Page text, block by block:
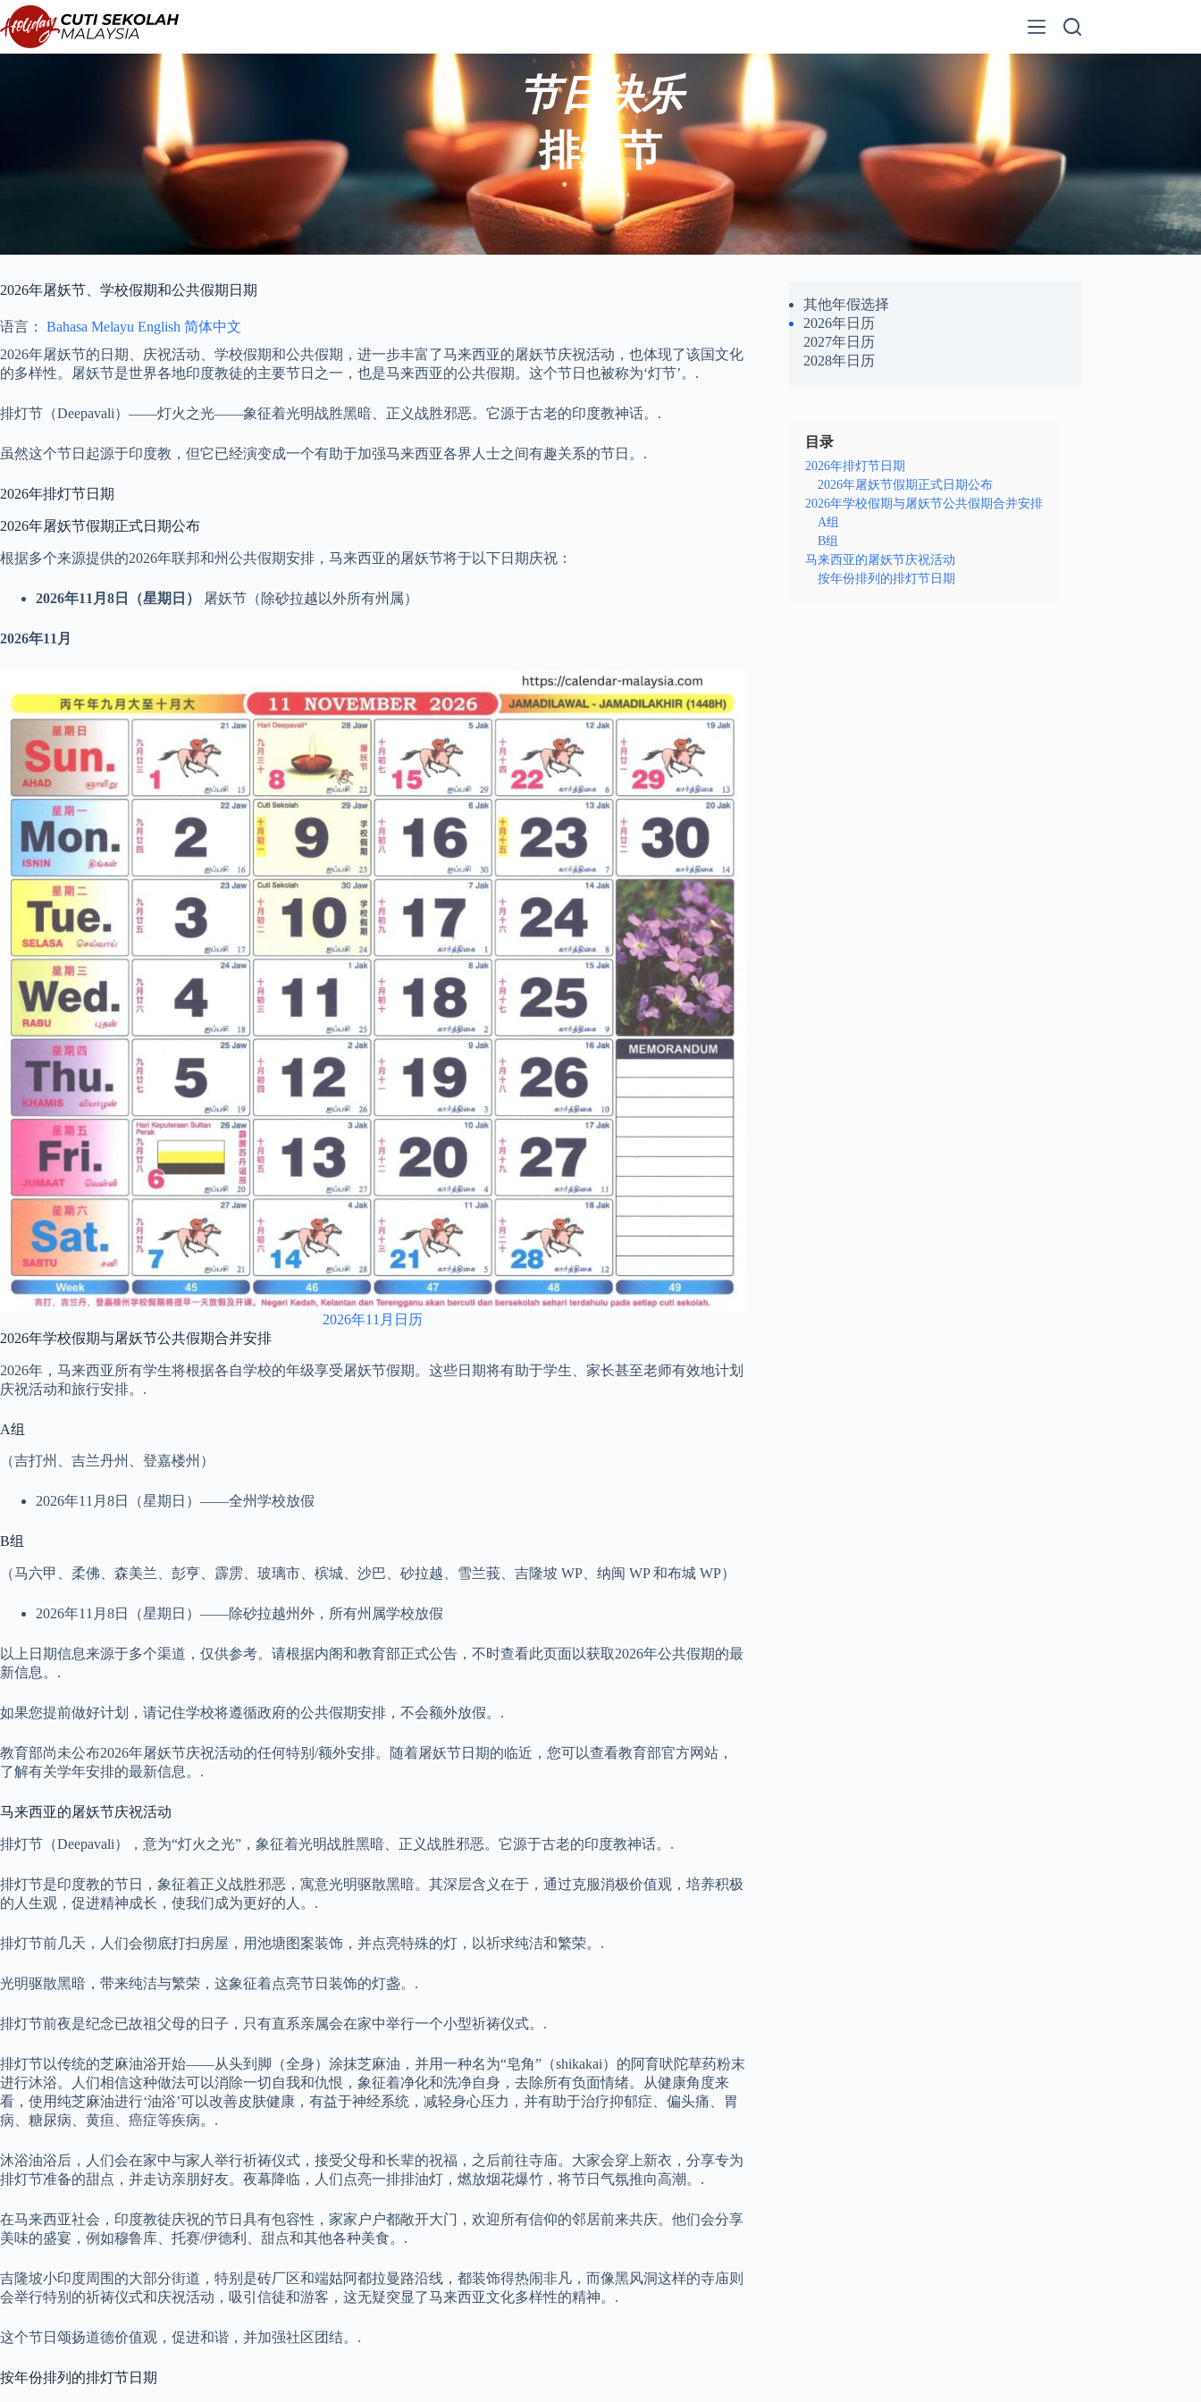
至
内
节日快乐
排灯节
2026年屠妖节、学校假期和公共假期日期
语言： Bahasa Melayu English 简体中文
2026年屠妖节的日期、庆祝活动、学校假期和公共假期，进一步丰富了马来西亚的屠妖节庆祝活动，也体现了该国文化
的多样性。屠妖节是世界各地印度教徒的主要节日之一，也是马来西亚的公共假期。这个节日也被称为‘灯节’。.
排灯节（Deepavali）——灯火之光——象征着光明战胜黑暗、正义战胜邪恶。它源于古老的印度教神话。.
虽然这个节日起源于印度教，但它已经演变成一个有助于加强马来西亚各界人士之间有趣关系的节日。.
2026年排灯节日期
2026年屠妖节假期正式日期公布
根据多个来源提供的2026年联邦和州公共假期安排，马来西亚的屠妖节将于以下日期庆祝：
2026年11月8日（星期日） 屠妖节（除砂拉越以外所有州属）
2026年11月
2026年11月日历
2026年学校假期与屠妖节公共假期合并安排
2026年，马来西亚所有学生将根据各自学校的年级享受屠妖节假期。这些日期将有助于学生、家长甚至老师有效地计划
庆祝活动和旅行安排。.
A组
（吉打州、吉兰丹州、登嘉楼州）
2026年11月8日（星期日）——全州学校放假
B组
（马六甲、柔佛、森美兰、彭亨、霹雳、玻璃市、槟城、沙巴、砂拉越、雪兰莪、吉隆坡 WP、纳闽 WP 和布城 WP）
2026年11月8日（星期日）——除砂拉越州外，所有州属学校放假
以上日期信息来源于多个渠道，仅供参考。请根据内阁和教育部正式公告，不时查看此页面以获取2026年公共假期的最
新信息。.
如果您提前做好计划，请记住学校将遵循政府的公共假期安排，不会额外放假。.
教育部尚未公布2026年屠妖节庆祝活动的任何特别/额外安排。随着屠妖节日期的临近，您可以查看教育部官方网站，
了解有关学年安排的最新信息。.
马来西亚的屠妖节庆祝活动
排灯节（Deepavali），意为“灯火之光”，象征着光明战胜黑暗、正义战胜邪恶。它源于古老的印度教神话。.
排灯节是印度教的节日，象征着正义战胜邪恶，寓意光明驱散黑暗。其深层含义在于，通过克服消极价值观，培养积极
的人生观，促进精神成长，使我们成为更好的人。.
排灯节前几天，人们会彻底打扫房屋，用池塘图案装饰，并点亮特殊的灯，以祈求纯洁和繁荣。.
光明驱散黑暗，带来纯洁与繁荣，这象征着点亮节日装饰的灯盏。.
排灯节前夜是纪念已故祖父母的日子，只有直系亲属会在家中举行一个小型祈祷仪式。.
排灯节以传统的芝麻油浴开始——从头到脚（全身）涂抹芝麻油，并用一种名为“皂角”（shikakai）的阿育吠陀草药粉末
进行沐浴。人们相信这种做法可以消除一切自我和仇恨，象征着净化和洗净自身，去除所有负面情绪。从健康角度来
看，使用纯芝麻油进行‘油浴’可以改善皮肤健康，有益于神经系统，减轻身心压力，并有助于治疗抑郁症、偏头痛、胃
病、糖尿病、黄疸、癌症等疾病。.
沐浴油浴后，人们会在家中与家人举行祈祷仪式，接受父母和长辈的祝福，之后前往寺庙。大家会穿上新衣，分享专为
排灯节准备的甜点，并走访亲朋好友。夜幕降临，人们点亮一排排油灯，燃放烟花爆竹，将节日气氛推向高潮。.
在马来西亚社会，印度教徒庆祝的节日具有包容性，家家户户都敞开大门，欢迎所有信仰的邻居前来共庆。他们会分享
美味的盛宴，例如穆鲁库、托赛/伊德利、甜点和其他各种美食。.
吉隆坡小印度周围的大部分街道，特别是砖厂区和端姑阿都拉曼路沿线，都装饰得热闹非凡，而像黑风洞这样的寺庙则
会举行特别的祈祷仪式和庆祝活动，吸引信徒和游客，这无疑突显了马来西亚文化多样性的精神。.
这个节日颂扬道德价值观，促进和谐，并加强社区团结。.
按年份排列的排灯节日期
其他年假选择
2026年日历
2027年日历
2028年日历
目录
2026年排灯节日期
2026年屠妖节假期正式日期公布
2026年学校假期与屠妖节公共假期合并安排
A组
B组
马来西亚的屠妖节庆祝活动
按年份排列的排灯节日期